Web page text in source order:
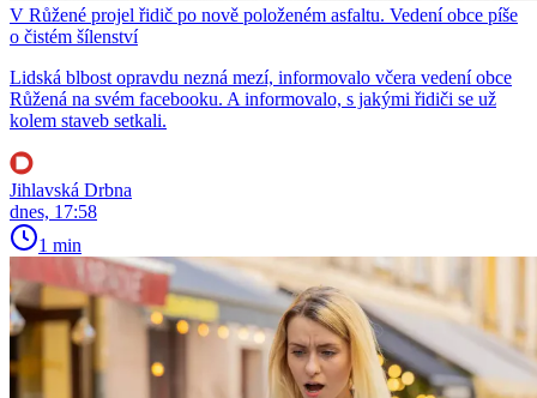
V Růžené projel řidič po nově položeném asfaltu. Vedení obce píše
o čistém šílenství
Lidská blbost opravdu nezná mezí, informovalo včera vedení obce
Růžená na svém facebooku. A informovalo, s jakými řidiči se už
kolem staveb setkali.
Jihlavská Drbna
dnes, 17:58
1 min